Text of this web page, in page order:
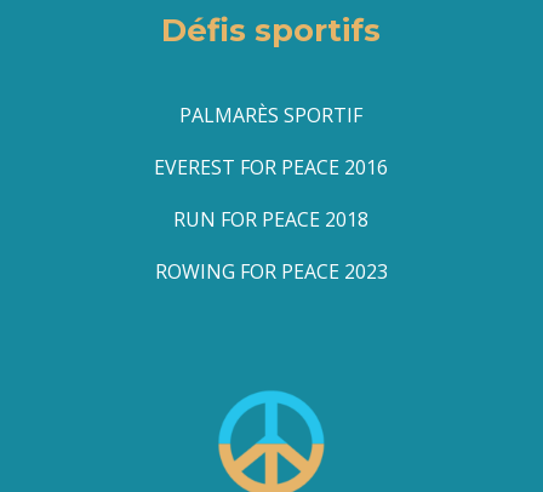
Défis sportifs
PALMARÈS SPORTIF
EVEREST FOR PEACE 2016
RUN FOR PEACE 2018
ROWING FOR PEACE 2023